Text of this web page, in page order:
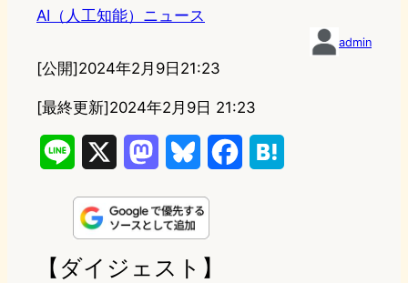
AI（人工知能）ニュース
admin
[公開]2024年2月9日21:23
[最終更新]2024年2月9日 21:23
n
e
s
u
e
【ダイジェスト】